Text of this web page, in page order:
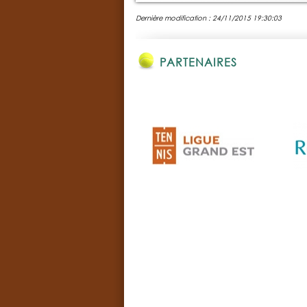
Dernière modification : 24/11/2015 19:30:03
PARTENAIRES